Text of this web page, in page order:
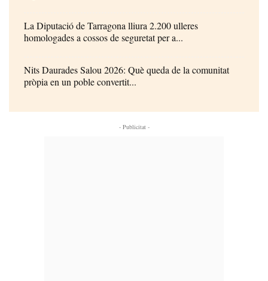
La Diputació de Tarragona lliura 2.200 ulleres
homologades a cossos de seguretat per a...
Nits Daurades Salou 2026: Què queda de la comunitat
pròpia en un poble convertit...
- Publicitat -